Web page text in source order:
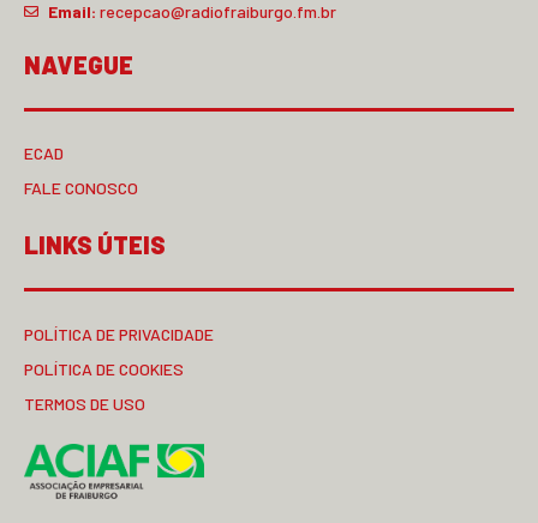
Email: recepcao@radiofraiburgo.fm.br
NAVEGUE
ECAD
FALE CONOSCO
LINKS ÚTEIS
POLÍTICA DE PRIVACIDADE
POLÍTICA DE COOKIES
TERMOS DE USO